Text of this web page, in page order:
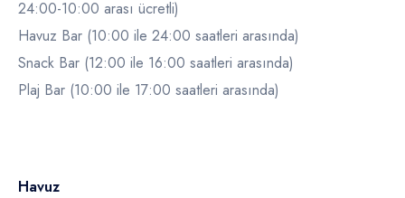
24:00-10:00 arası ücretli)
Havuz Bar (10:00 ile 24:00 saatleri arasında)
Snack Bar (12:00 ile 16:00 saatleri arasında)
Plaj Bar (10:00 ile 17:00 saatleri arasında)
Havuz